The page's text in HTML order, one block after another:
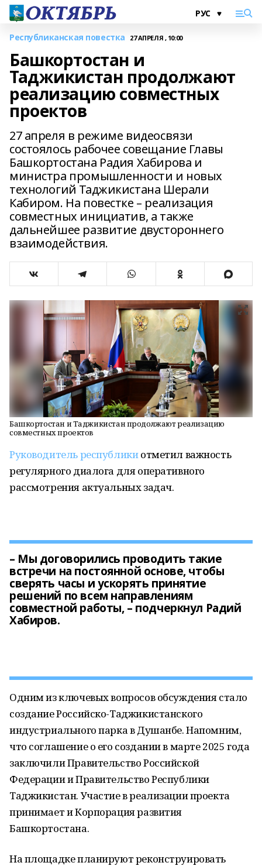
Республиканская повестка 27 АПРЕЛЯ , 10:00
Башкортостан и
Таджикистан продолжают
реализацию совместных
проектов
27 апреля в режиме видеосвязи
состоялось рабочее совещание Главы
Башкортостана Радия Хабирова и
министра промышленности и новых
технологий Таджикистана Шерали
Кабиром. На повестке – реализация
совместных инициатив, а также
дальнейшее развитие двустороннего
взаимодействия.
Башкортостан и Таджикистан продолжают реализацию
совместных проектов
Руководитель республикиотметил важность
регулярного диалога для оперативного
рассмотрения актуальных задач.
– Мы договорились проводить такие
встречи на постоянной основе, чтобы
сверять часы и ускорять принятие
решений по всем направлениям
совместной работы, – подчеркнул Радий
Хабиров.
Одним из ключевых вопросов обсуждения стало
создание Российско-Таджикистанского
индустриального парка в Душанбе. Напомним,
что соглашение о его создании в марте 2025 года
заключили Правительство Российской
Федерации и Правительство Республики
Таджикистан. Участие в реализации проекта
принимает и Корпорация развития
Башкортостана.
На площадке планируют реконструировать